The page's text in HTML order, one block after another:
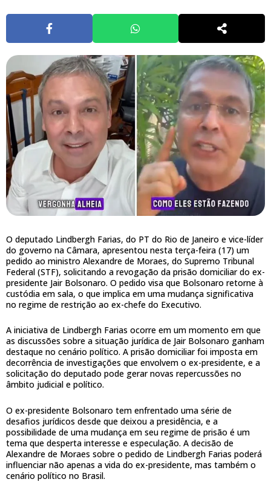
O deputado Lindbergh Farias, do PT do Rio de Janeiro e vice-líder
do governo na Câmara, apresentou nesta terça-feira (17) um
pedido ao ministro Alexandre de Moraes, do Supremo Tribunal
Federal (STF), solicitando a revogação da prisão domiciliar do ex-
presidente Jair Bolsonaro. O pedido visa que Bolsonaro retorne à
custódia em sala, o que implica em uma mudança significativa
no regime de restrição ao ex-chefe do Executivo.
A iniciativa de Lindbergh Farias ocorre em um momento em que
as discussões sobre a situação jurídica de Jair Bolsonaro ganham
destaque no cenário político. A prisão domiciliar foi imposta em
decorrência de investigações que envolvem o ex-presidente, e a
solicitação do deputado pode gerar novas repercussões no
âmbito judicial e político.
O ex-presidente Bolsonaro tem enfrentado uma série de
desafios jurídicos desde que deixou a presidência, e a
possibilidade de uma mudança em seu regime de prisão é um
tema que desperta interesse e especulação. A decisão de
Alexandre de Moraes sobre o pedido de Lindbergh Farias poderá
influenciar não apenas a vida do ex-presidente, mas também o
cenário político no Brasil.